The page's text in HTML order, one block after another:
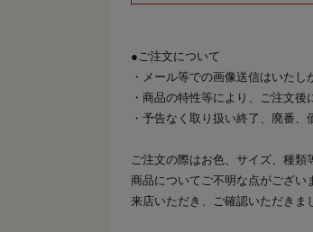
●ご注文について
・メール等での画像送信はいたし
・商品の特性等により、ご注文後
・予告なく取り扱い終了、廃番、
ご注文の際はお色、サイズ、種類
商品についてご不明な点がござい
来店いただき、ご確認いただきま